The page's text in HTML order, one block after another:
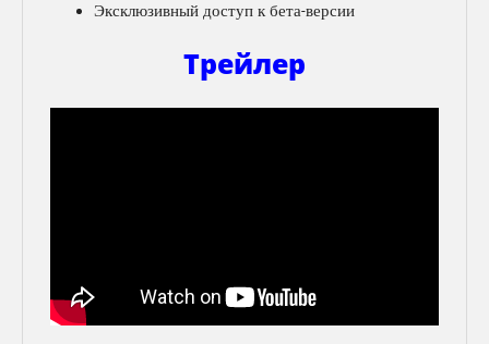
Эксклюзивный доступ к бета-версии
Трейлер